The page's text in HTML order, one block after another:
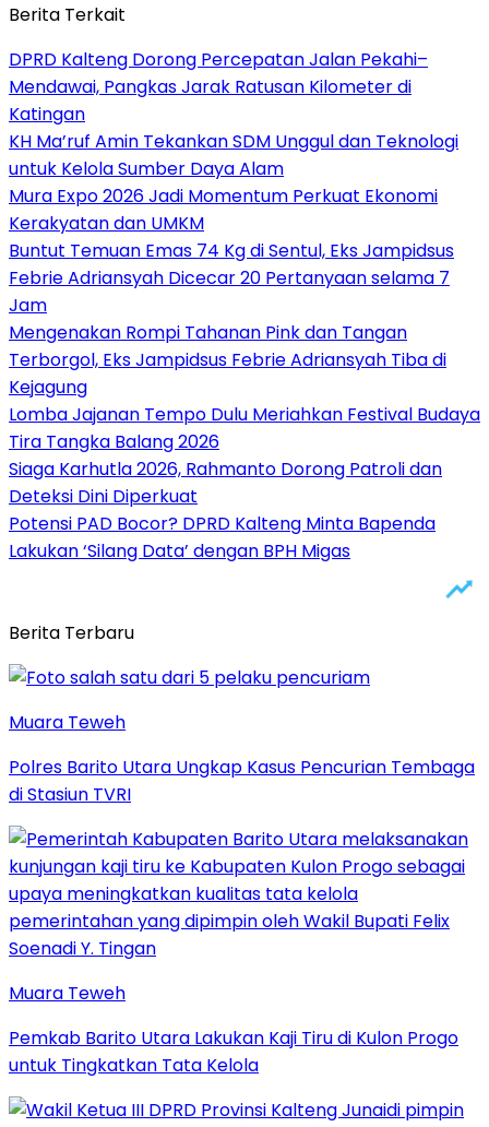
Berita Terkait
DPRD Kalteng Dorong Percepatan Jalan Pekahi–
Mendawai, Pangkas Jarak Ratusan Kilometer di
Katingan
KH Ma’ruf Amin Tekankan SDM Unggul dan Teknologi
untuk Kelola Sumber Daya Alam
Mura Expo 2026 Jadi Momentum Perkuat Ekonomi
Kerakyatan dan UMKM
Buntut Temuan Emas 74 Kg di Sentul, Eks Jampidsus
Febrie Adriansyah Dicecar 20 Pertanyaan selama 7
Jam
Mengenakan Rompi Tahanan Pink dan Tangan
Terborgol, Eks Jampidsus Febrie Adriansyah Tiba di
Kejagung
Lomba Jajanan Tempo Dulu Meriahkan Festival Budaya
Tira Tangka Balang 2026
Siaga Karhutla 2026, Rahmanto Dorong Patroli dan
Deteksi Dini Diperkuat
Potensi PAD Bocor? DPRD Kalteng Minta Bapenda
Lakukan ‘Silang Data’ dengan BPH Migas
Berita Terbaru
Muara Teweh
Polres Barito Utara Ungkap Kasus Pencurian Tembaga
di Stasiun TVRI
Muara Teweh
Pemkab Barito Utara Lakukan Kaji Tiru di Kulon Progo
untuk Tingkatkan Tata Kelola